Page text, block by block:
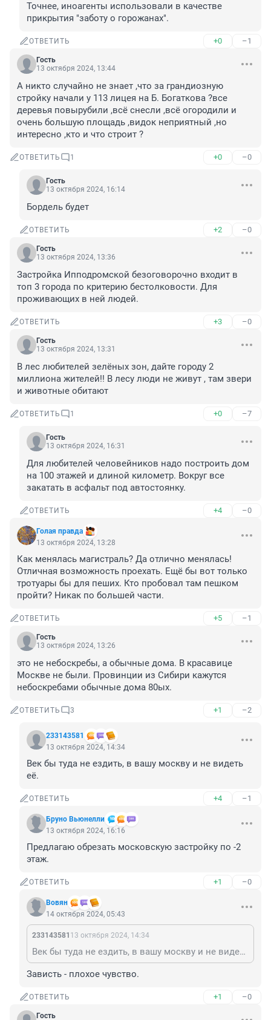
Точнее, иноагенты использовали в качестве
прикрытия "заботу о горожанах".
ОТВЕТИТЬ +0 –1
Гость
13 октября 2024, 13:44
А никто случайно не знает ,что за грандиозную
стройку начали у 113 лицея на Б. Богаткова ?все
деревья повырубили ,всё снесли ,всё огородили и
очень большую площадь ,видок неприятный ,но
интересно ,кто и что строит ?
ОТВЕТИТЬ 1 +0 –0
Гость
13 октября 2024, 16:14
Бордель будет
ОТВЕТИТЬ +2 –0
Гость
13 октября 2024, 13:36
Застройка Ипподромской безоговорочно входит в
топ 3 города по критерию бестолковости. Для
проживающих в ней людей.
ОТВЕТИТЬ +3 –0
Гость
13 октября 2024, 13:31
В лес любителей зелёных зон, дайте городу 2
миллиона жителей!! В лесу люди не живут , там звери
и животные обитают
ОТВЕТИТЬ 1 +0 –7
Гость
13 октября 2024, 16:31
Для любителей человейников надо построить дом
на 100 этажей и длиной километр. Вокруг все
закатать в асфальт под автостоянку.
ОТВЕТИТЬ +4 –0
Голая правда
13 октября 2024, 13:28
Как менялась магистраль? Да отлично менялась!
Отличная возможность проехать. Ещё бы вот только
тротуары бы для пеших. Кто пробовал там пешком
пройти? Никак по большей части.
ОТВЕТИТЬ +5 –1
Гость
13 октября 2024, 13:26
это не небоскребы, а обычные дома. В красавице
Москве не были. Провинции из Сибири кажутся
небоскребами обычные дома 80ых.
ОТВЕТИТЬ 3 +1 –2
233143581
13 октября 2024, 14:34
Век бы туда не ездить, в вашу москву и не видеть
её.
ОТВЕТИТЬ +4 –1
Бруно Вьюнелли
13 октября 2024, 16:16
Предлагаю обрезать московскую застройку по -2
этаж.
ОТВЕТИТЬ +1 –0
Вовян
14 октября 2024, 05:43
233143581 13 октября 2024, 14:34
Век бы туда не ездить, в вашу москву и не видеть её.
Зависть - плохое чувство.
ОТВЕТИТЬ +1 –0
Гость